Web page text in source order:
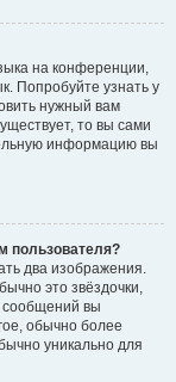
на конференции,
Попробуйте узнать у
нужный вам
то вы сами
информацию вы
пользователя?
два изображения.
это звёздочки,
сообщений вы
обычно более
уникально для